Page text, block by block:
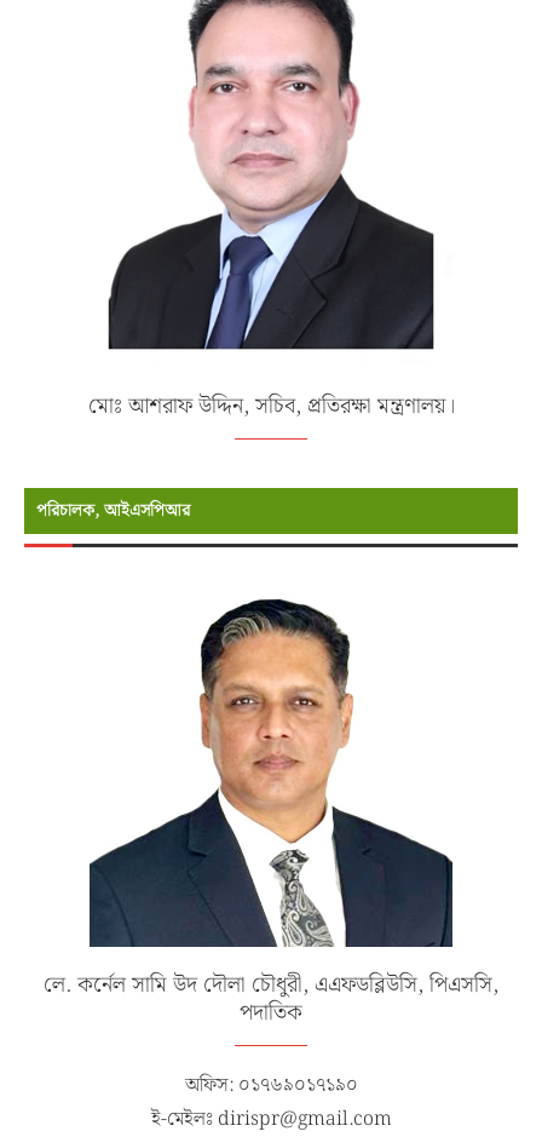
মোঃ আশরাফ উদ্দিন, সচিব, প্রতিরক্ষা মন্ত্রণালয়।
পরিচালক, আইএসপিআর
লে. কর্নেল সামি উদ দৌলা চৌধুরী, এএফডব্লিউসি, পিএসসি,
পদাতিক
অফিস: ০১৭৬৯০১৭১৯০
ই-মেইলঃ dirispr@gmail.com